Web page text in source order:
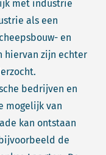
met industrie
als een
en
hiervan zijn echter
bedrijven en
mogelijk van
kan ontstaan
de